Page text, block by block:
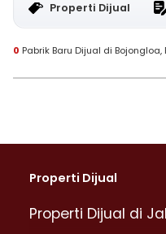
Properti Dijual
0 Pabrik Baru Dijual di Bojongloa,
Properti Dijual
Properti Dijual di